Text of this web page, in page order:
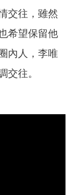
交往，雖然
希望保留他
內人，李唯
交往。